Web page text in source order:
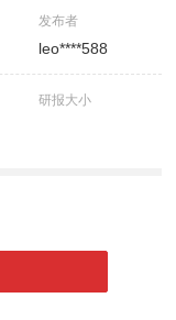
发布者
leo****588
研报大小